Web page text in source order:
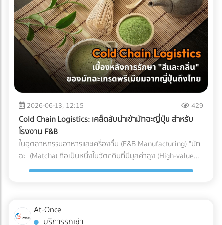
ถูกบรรจุลงตู้คอนเทนเนอร์ สำหรับธุรกิจ SME หรือองค์กรที่
ต้องการเติบโตในตลาดโลกอย่างยั่งยืน การยอมจ่ายค่าบริการที่
สมเหตุสมผลให้กับผู้เชี่ยวชาญ ย่อมเป็นทางเลือกที่ปลอดภัยและ
คุ้มค่ากว่าการยอมเสี่ยงเพื่อประหยัดงบเพียงเล็กน้อย แต่ต้องมา
นั่งเสียใจกับค่าปรับและปัญหาสินค้าติดท่าเรือในภายหลังอย่าง
(Particulate Matter Control) ในกรณีของอุปกรณ์ที่ต้องสัมผัส
กับกระแสเลือดโดยตรง เช่น สายสวนหลอดเลือด (Catheters)
หรือถุงเก็บเลือด ฝุ่นผงเพียงเล็กน้อยที่ปะปนเข้าไปอาจทำให้เกิด
ภาวะลิ่มเลือดอุดตัน หรือการอักเสบขั้นรุนแรงในร่างกายผู้ป่วยได้
ระบบ Cleanroom จะคอยกรองฝุ่นละออง สะเก็ดผิวหนัง หรือ
เส้นผมของพนักงาน ไม่ให้หลุดรอดลงไปในไลน์การผลิตอย่าง
เด็ดขาด 3. การควบคุมอุณหภูมิและความชื้น (Temperature &
Humidity) พลาสติกเกรดการแพทย์บางชนิดมีความไวต่อ
ความชื้นและอุณหภูมิ หากสภาพแวดล้อมแกว่งไปมา อาจส่งผล
ต่อขนาด (Dimension) และความแข็งแรงของชิ้นงาน
Cleanroom จะช่วยรักษาสภาพแวดล้อมให้คงที่ ทำให้ชิ้นส่วน
พลาสติกทุกชิ้นที่ถูกฉีดออกมามีขนาดที่แม่นยำ (Precision) ตาม
ที่วิศวกรออกแบบไว้ การบรรจุภัณฑ์ (Packaging): ขั้นตอนชี้ชะตา
ภายใน Cleanroom จุดบอดที่หลายคนมักมองข้ามคือ
กระบวนการบรรจุ แม้ชิ้นส่วนพลาสติกจะถูกผลิตออกมาอย่าง
ในโรงงานมาตรฐาน การนำชิ้นส่วนพลาสติกออกจากแม่พิมพ์
(Demolding), การประกอบชิ้นส่วน (Assembly), และ การซีล
Parts) ที่ต้องทนต่อแรงดันและอุณหภูมิที่เปลี่ยนแปลงตลอดเวลา
หากเลือกใช้ชิ้นส่วนที่ไม่ได้มาตรฐาน นี่คือสิ่งที่อาจต้องจ่ายคืนใน
ภายหลัง: 1. ต้นทุนจากของเสียและเวลาสูญเปล่าในไลน์ผลิต
(False Reject & Downtime) อะไหล่ที่ราคาถูกมักจะแลกมากับ
การควบคุมคุณภาพ (QC) ที่หละหลวม สมมติว่ามีการนำ Stop
Valve ที่ไม่ได้มาตรฐานมาประกอบ เมื่อถึงขั้นตอนทดสอบแรงดัน
แล้วพบว่าวาล์วเกิดการรั่วซึม สิ่งที่ตามมาคือโรงงานต้องหยุด
สายพานการผลิต เสียเวลาถอดประกอบใหม่ และสูญเสียต้นทุน
ค่าแรงของพนักงานไปอย่างเปล่าประโยชน์ (Downtime Cost) 2.
ค่าใช้จ่ายในการเคลมสินค้าและชื่อเสียงที่เสียไป (Warranty
Claims & Reputation) "ความทนทาน" คือหัวใจของเครื่องปรับ
อากาศ ชิ้นส่วนอย่าง Accumulator ทำหน้าที่สำคัญในการดักจับ
ของเหลวไม่ให้ไหลกลับเข้าไปทำลายคอมเพรสเซอร์ หาก
Accumulator เกิดสนิมทะลุ หรือดักของเหลวไม่ได้
คอมเพรสเซอร์จะพังก่อนหมดอายุการใช้งานทันที ต้นทุนในการ
หลายร้อยเท่า 3. ต้นทุนจากการไม่ผ่านมาตรฐานสากล
(Compliance Risks) ในปี 2026 ทั่วโลกหันมาใช้น้ำยาแอร์รักษ์
2026-06-13, 12:15 429
Cold Chain Logistics: เคล็ดลับนำเข้ามัทฉะญี่ปุ่น สำหรับ
โรงงาน F&B
ในอุตสาหกรรมอาหารและเครื่องดื่ม (F&B Manufacturing) "มัท
ฉะ" (Matcha) ถือเป็นหนึ่งในวัตถุดิบที่มีมูลค่าสูง (High-value
Ingredient) และได้รับความนิยมอย่างต่อเนื่อง แต่ในขณะเดียวกัน
การขนส่งผงชาใส่ตู้คอนเทนเนอร์แล้วจบไป เพราะหากขาดการ
At-Once
บริการรถเช่า